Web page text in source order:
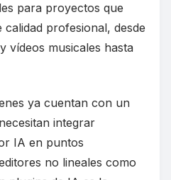
para proyectos que
profesional, desde
vídeos musicales hasta
ya cuentan con un
integrar
IA en puntos
no lineales como